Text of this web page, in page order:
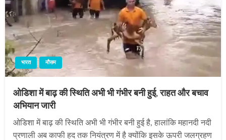
भारत मौसम
ओडिशा में बाढ़ की स्थिति अभी भी गंभीर बनी हुई, राहत और बचाव
अभियान जारी
ओडिशा में बाढ़ की स्थिति अभी भी गंभीर बनी हुई है, हालांकि महानदी नदी
प्रणाली अब काफी हद तक नियंत्रण में है क्योंकि इसके ऊपरी जलग्रहण